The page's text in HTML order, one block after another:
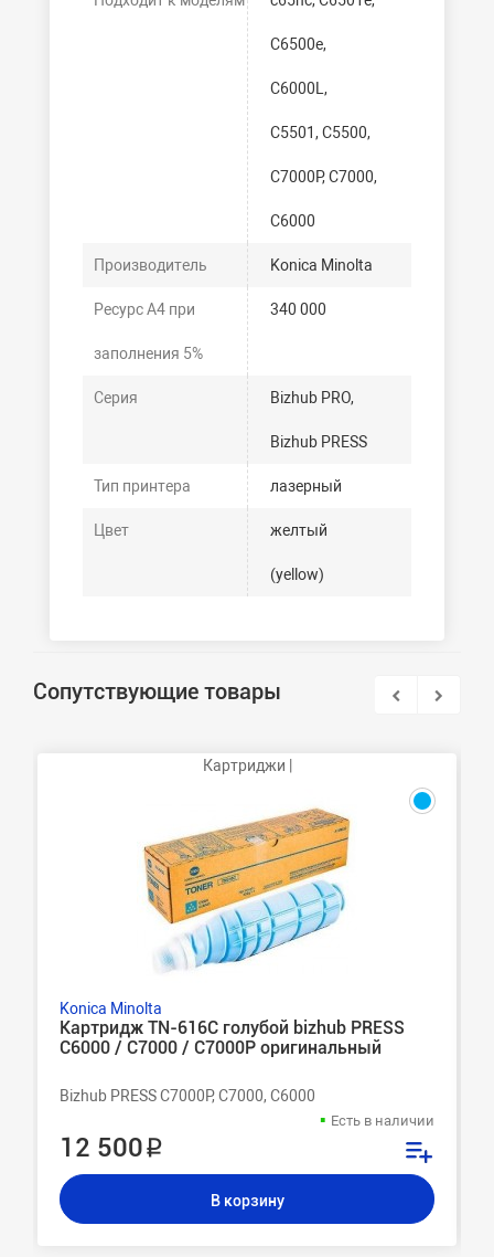
C6500e,
C6000L,
C5501, C5500,
C7000P, C7000,
C6000
Производитель Konica Minolta
Ресурс А4 при
заполнения 5%
340 000
Серия Bizhub PRO,
Bizhub PRESS
Тип принтера лазерный
Цвет желтый
(yellow)
Сопутствующие товары
Картриджи |
Konica Minolta
Картридж TN-616C голубой bizhub PRESS
C6000 / C7000 / C7000P оригинальный
Bizhub PRESS C7000P, C7000, C6000
Есть в наличии
12 500 ₽
В корзину